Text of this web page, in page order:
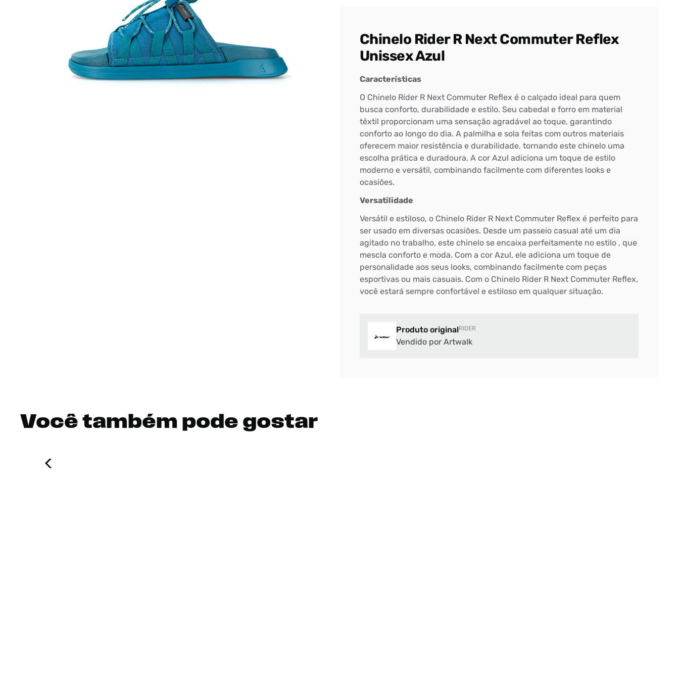
BUSCAR
Chinelo Rider R Next Commuter Reflex
Unissex Azul
Características
O Chinelo Rider R Next Commuter Reflex é o calçado ideal para quem
busca conforto, durabilidade e estilo. Seu cabedal e forro em material
têxtil proporcionam uma sensação agradável ao toque, garantindo
conforto ao longo do dia. A palmilha e sola feitas com outros materiais
oferecem maior resistência e durabilidade, tornando este chinelo uma
escolha prática e duradoura. A cor Azul adiciona um toque de estilo
moderno e versátil, combinando facilmente com diferentes looks e
ocasiões.
Versatilidade
Versátil e estiloso, o Chinelo Rider R Next Commuter Reflex é perfeito para
ser usado em diversas ocasiões. Desde um passeio casual até um dia
agitado no trabalho, este chinelo se encaixa perfeitamente no estilo , que
mescla conforto e moda. Com a cor Azul, ele adiciona um toque de
personalidade aos seus looks, combinando facilmente com peças
esportivas ou mais casuais. Com o Chinelo Rider R Next Commuter Reflex,
você estará sempre confortável e estiloso em qualquer situação.
Produto originalRIDER
Vendido por Artwalk
Você também pode gostar